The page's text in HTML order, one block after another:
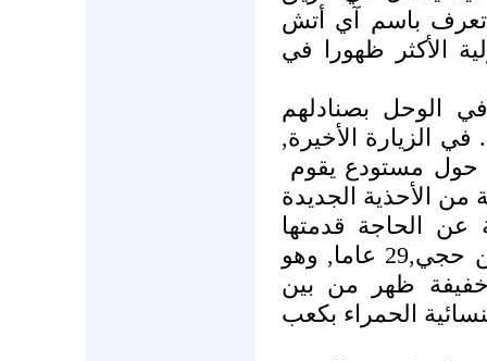
تعرف باسم آي أتش
الأكثر ظهورا في
الوحل بصنادلهم
في الزيارة الأخيرة,
حول مستودع يقوم
من الأحذية الجديدة
الحاجة قدمتها
شركات تركية كبرى. عبد الرحمن حجي,29 عاما, وهو
خفيفة ظهر من بين
الحمراء بكعب